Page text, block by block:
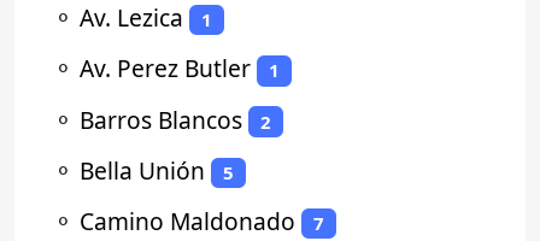
⚬ Av. Lezica 1
⚬ Av. Perez Butler 1
⚬ Barros Blancos 2
⚬ Bella Unión 5
⚬ Camino Maldonado 7